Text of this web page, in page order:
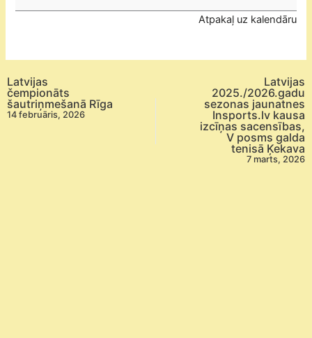
jaunatnes
grupā
(2011.g.dz.
un
jaunāki)
Atpakaļ uz kalendāru
Latvijas
čempionāts
šautriņmešanā Rīga
14 februāris, 2026
Latvijas
2025./2026.gadu
sezonas jaunatnes
Insports.lv kausa
izcīņas sacensības,
V posms galda
tenisā Ķekava
7 marts, 2026